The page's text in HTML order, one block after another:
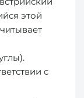
этой
с